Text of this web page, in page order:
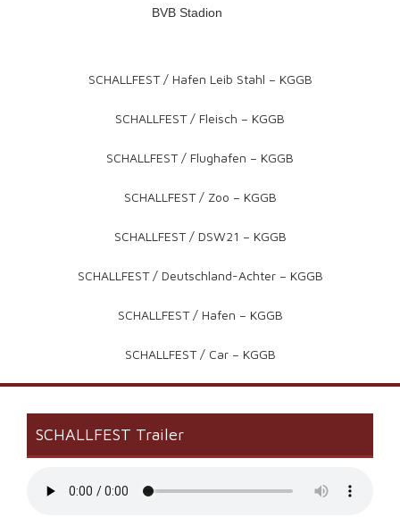
BVB Stadion
SCHALLFEST / Hafen Leib Stahl – KGGB
SCHALLFEST / Fleisch – KGGB
SCHALLFEST / Flughafen – KGGB
SCHALLFEST / Zoo – KGGB
SCHALLFEST / DSW21 – KGGB
SCHALLFEST / Deutschland-Achter – KGGB
SCHALLFEST / Hafen – KGGB
SCHALLFEST / Car – KGGB
SCHALLFEST Trailer